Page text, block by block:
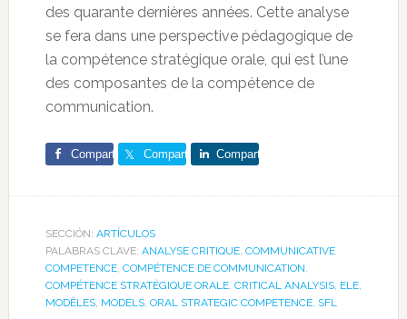
des quarante dernières années. Cette analyse
se fera dans une perspective pédagogique de
la compétence stratégique orale, qui est l’une
des composantes de la compétence de
communication.
Comparte Comparte Comparte
SECCIÓN: ARTÍCULOS
PALABRAS CLAVE: ANALYSE CRITIQUE, COMMUNICATIVE
COMPETENCE, COMPÉTENCE DE COMMUNICATION,
COMPÉTENCE STRATÉGIQUE ORALE, CRITICAL ANALYSIS, ELE,
MODÈLES, MODELS, ORAL STRATEGIC COMPETENCE, SFL